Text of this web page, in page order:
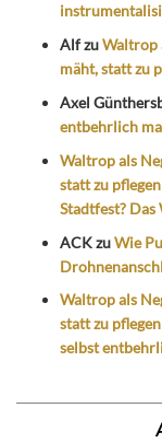
AlfzuWaltrop
mäht, statt zu
Axel
entbehrlich
Waltrop als
statt zu
Stadtfest?
ACKzuWie
Waltrop als
statt zu
selbst